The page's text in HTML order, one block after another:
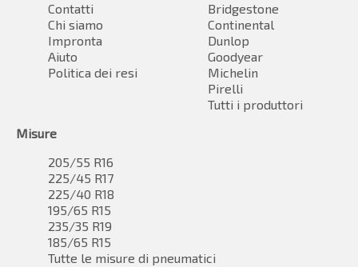
Contatti
Chi siamo
Impronta
Aiuto
Politica dei resi
Bridgestone
Continental
Dunlop
Goodyear
Michelin
Pirelli
Tutti i produttori
Misure
205/55 R16
225/45 R17
225/40 R18
195/65 R15
235/35 R19
185/65 R15
Tutte le misure di pneumatici